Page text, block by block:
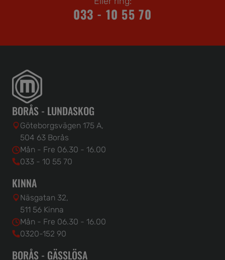
033 - 10 55 70
BORÅS - LUNDASKOG
Göteborgsvägen 175 A,
504 63 Borås
Mån - Fre 06.30 - 16.00
033 - 10 55 70
KINNA
Näsgatan 32,
511 56 Kinna
Mån - Fre 06.30 - 16.00
0320-152 90
BORÅS - GÄSSLÖSA